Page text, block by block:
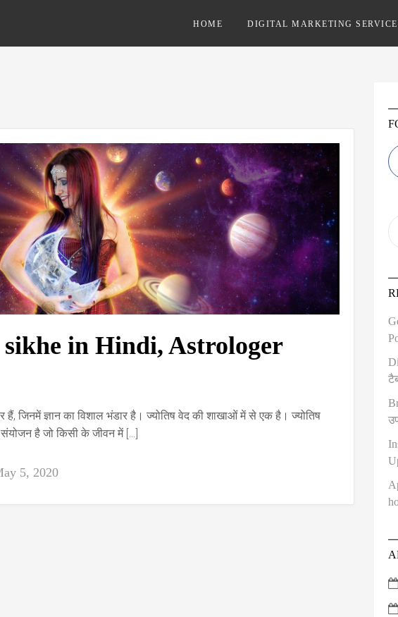
HOME DIGITAL MARKETING
in Hindi, Astrologer
हैं, जिनमें ज्ञान का विशाल भंडार है। ज्योतिष वेद की शाखाओं में से एक है। ज्योतिष
संयोजन है जो किसी के जीवन में […]
5, 2020